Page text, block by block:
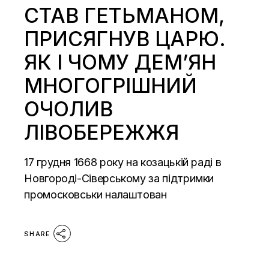
СТАВ ГЕТЬМАНОМ,
ПРИСЯГНУВ ЦАРЮ.
ЯК І ЧОМУ ДЕМ’ЯН
МНОГОГРІШНИЙ
ОЧОЛИВ
ЛІВОБЕРЕЖЖЯ
17 грудня 1668 року на козацькій раді в
Новгороді-Сіверському за підтримки
промосковськи налаштован
SHARE